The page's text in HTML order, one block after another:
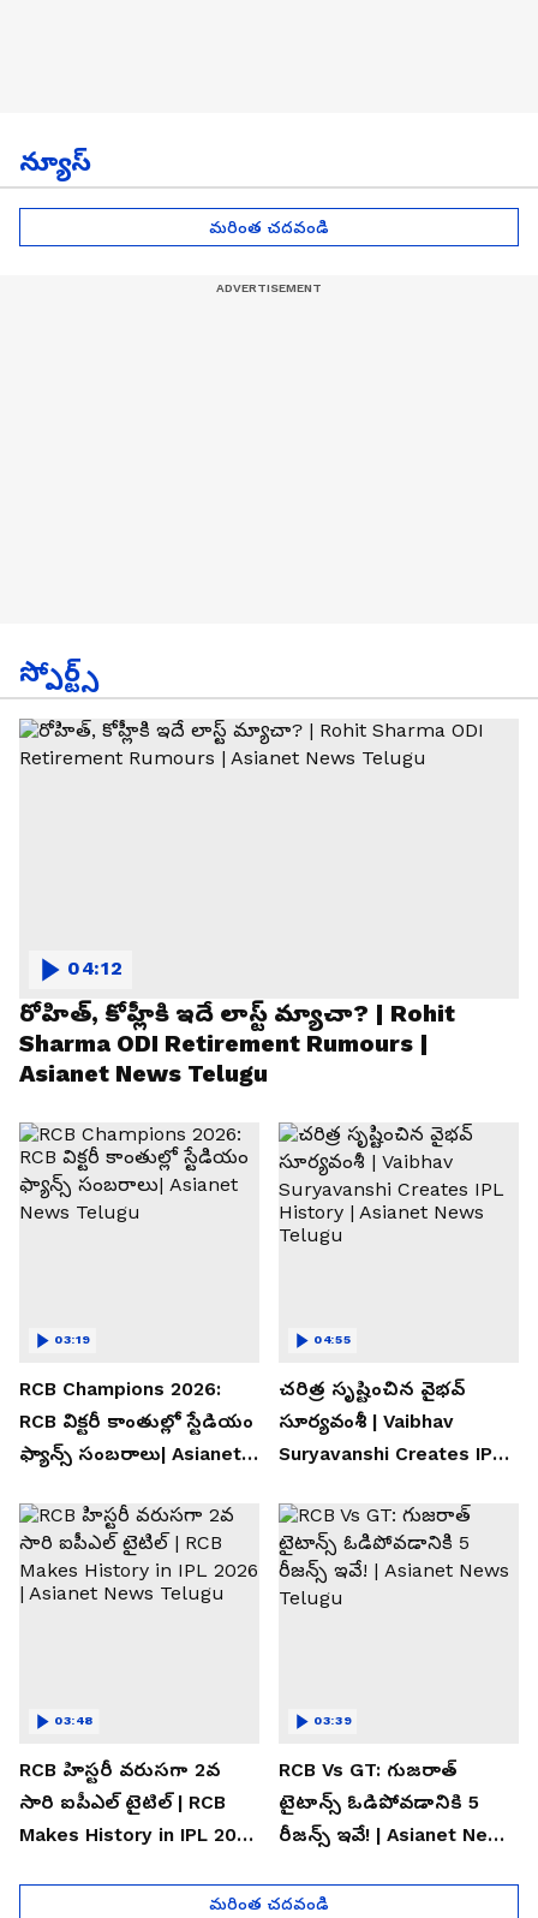
న్యూస్
మరింత చదవండి
స్పోర్ట్స్
రోహిత్, కోహ్లీకి ఇదే లాస్ట్ మ్యాచా? | Rohit
Sharma ODI Retirement Rumours |
Asianet News Telugu
04:12
RCB Champions 2026:
RCB విక్టరీ కాంతుల్లో స్టేడియం
ఫ్యాన్స్ సంబరాలు| Asianet
03:19
చరిత్ర సృష్టించిన వైభవ్
సూర్యవంశీ | Vaibhav
Suryavanshi Creates IPL
Telugu
04:55
RCB హిస్టరీ వరుసగా 2వ
సారి ఐపీఎల్ టైటిల్ | RCB
Makes History in IPL 2026
03:48
RCB Vs GT: గుజరాత్
టైటాన్స్ ఓడిపోవడానికి 5
రీజన్స్ ఇవే! | Asianet News
03:39
మరింత చదవండి